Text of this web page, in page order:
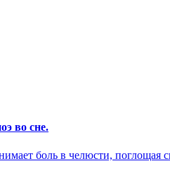
во сне.
боль в челюсти, поглощая